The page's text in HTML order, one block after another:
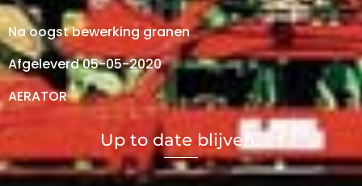
Na oogst bewerking granen
Afgeleverd 05-05-2020
AERATOR
Up to date blijven..